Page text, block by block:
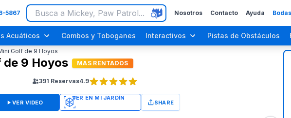
5867 Nosotros Contacto Ayuda
Acuáticos Combos y Toboganes Interactivos Pistas de Obstáculos
Golf de 9 Hoyos
de 9 Hoyos MAS RENTADOS
391 Reservas4.9
VER VIDEO SHARE